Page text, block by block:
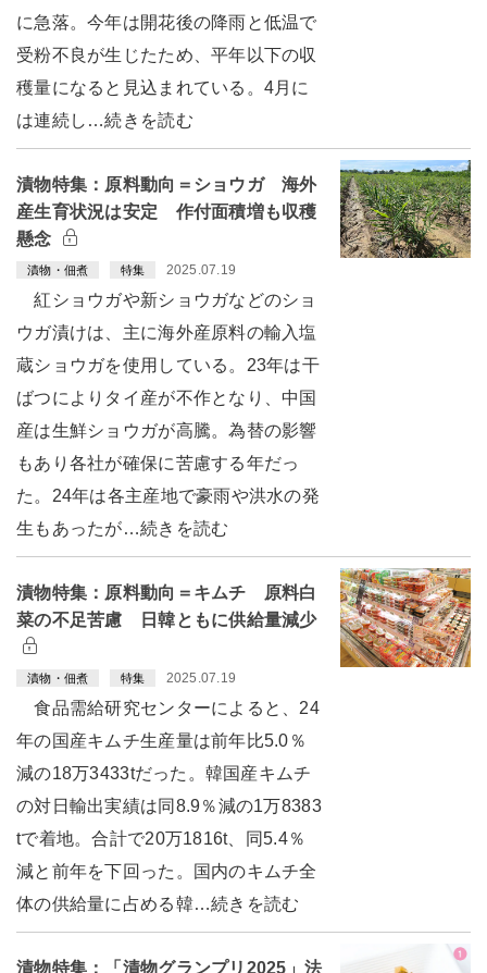
に急落。今年は開花後の降雨と低温で
受粉不良が生じたため、平年以下の収
穫量になると見込まれている。4月に
は連続し…続きを読む
漬物特集：原料動向＝ショウガ 海外
産生育状況は安定 作付面積増も収穫
懸念
漬物・佃煮 特集 2025.07.19
紅ショウガや新ショウガなどのショ
ウガ漬けは、主に海外産原料の輸入塩
蔵ショウガを使用している。23年は干
ばつによりタイ産が不作となり、中国
産は生鮮ショウガが高騰。為替の影響
もあり各社が確保に苦慮する年だっ
た。24年は各主産地で豪雨や洪水の発
生もあったが…続きを読む
漬物特集：原料動向＝キムチ 原料白
菜の不足苦慮 日韓ともに供給量減少
漬物・佃煮 特集 2025.07.19
食品需給研究センターによると、24
年の国産キムチ生産量は前年比5.0％
減の18万3433tだった。韓国産キムチ
の対日輸出実績は同8.9％減の1万8383
tで着地。合計で20万1816t、同5.4％
減と前年を下回った。国内のキムチ全
体の供給量に占める韓…続きを読む
漬物特集：「漬物グランプリ2025」法